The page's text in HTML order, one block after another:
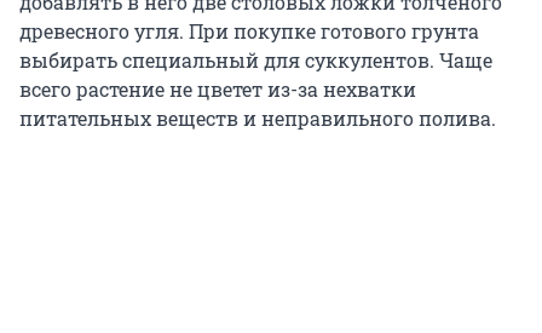
древесного угля. При покупке готового грунта
выбирать специальный для суккулентов. Чаще
всего растение не цветет из-за нехватки
питательных веществ и неправильного полива.